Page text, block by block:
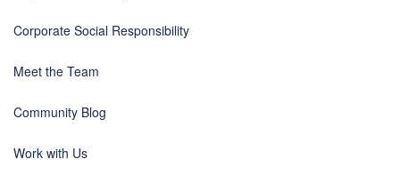
Corporate Social Responsibility
Meet the Team
Community Blog
Work with Us